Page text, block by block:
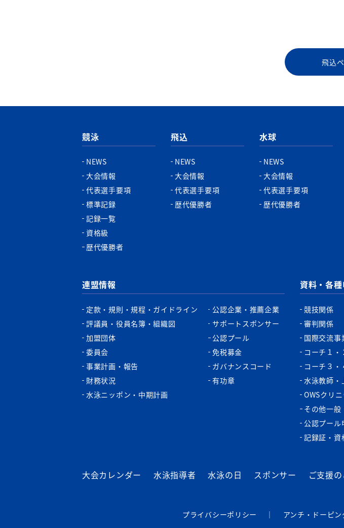
飛込
競泳
NEWS
大会情報
代表選手要項
標準記録
記録一覧
資格級
歴代優勝者
飛込
NEWS
大会情報
代表選手要項
歴代優勝者
水球
NEWS
大会情報
代表選手要項
歴代優勝者
連盟情報
定款・規則・規程・ガイドライン
評議員・役員名簿・組織図
加盟団体
委員会
事業計画・報告
財務状況
水泳ニッポン・中期計画
公認企業・推薦企業
サポートスポンサー
公認プール
免税募金
ガバナンスコード
有功章
資料・各
競技関係
審判関係
国際交流事
コーチ１・
コーチ３・
水泳教師・
OWSクリ
その他一般
公認プール
記録証・資
大会カレンダー 水泳指導者 水泳の日 スポンサー ご支援
プライバシーポリシー ｜ アンチ・ドーピン